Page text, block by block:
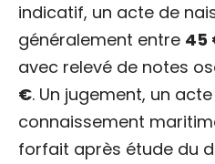
indicatif, un acte de
généralement entre 45
avec relevé de notes
€. Un jugement, un
connaissement
forfait après étude du